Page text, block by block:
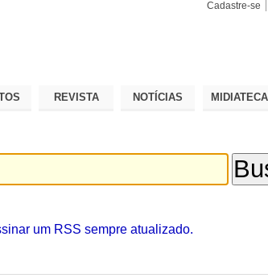
Cadastre-se
REVISTA NOTÍCIAS MIDIATECA
um RSS sempre atualizado.